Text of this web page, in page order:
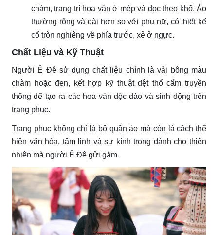
chàm, trang trí hoa văn ở mép và dọc theo khố. Áo
thường rộng và dài hơn so với phụ nữ, có thiết kế
cổ tròn nghiêng về phía trước, xẻ ở ngực.
Chất Liệu và Kỹ Thuật
Người Ê Đê sử dụng chất liệu chính là vải bông màu
chàm hoặc đen, kết hợp kỹ thuật dệt thổ cẩm truyền
thống để tạo ra các hoa văn độc đáo và sinh động trên
trang phục.
Trang phục không chỉ là bộ quần áo mà còn là cách thể
hiện văn hóa, tâm linh và sự kính trọng dành cho thiên
nhiên mà người Ê Đê gửi gắm.